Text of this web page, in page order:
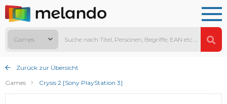
Games
Zurück zur Übersicht
Games
Crysis 2 [Sony PlayStation 3]